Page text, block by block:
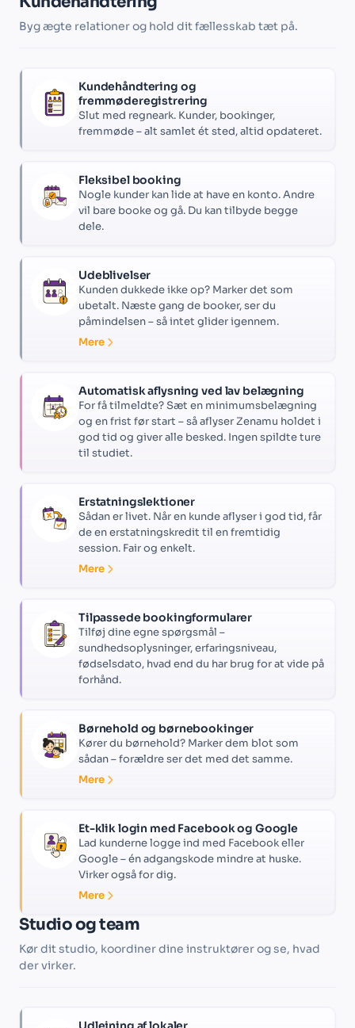
Byg ægte relationer og hold dit fællesskab tæt på.
Kundehåndtering og
fremmøderegistrering
Slut med regneark. Kunder, bookinger,
fremmøde – alt samlet ét sted, altid opdateret.
Fleksibel booking
Nogle kunder kan lide at have en konto. Andre
vil bare booke og gå. Du kan tilbyde begge
dele.
Udeblivelser
Kunden dukkede ikke op? Marker det som
ubetalt. Næste gang de booker, ser du
påmindelsen – så intet glider igennem.
Mere
Automatisk aflysning ved lav belægning
For få tilmeldte? Sæt en minimumsbelægning
og en frist før start – så aflyser Zenamu holdet i
god tid og giver alle besked. Ingen spildte ture
til studiet.
Erstatningslektioner
Sådan er livet. Når en kunde aflyser i god tid, får
de en erstatningskredit til en fremtidig
session. Fair og enkelt.
Mere
Tilpassede bookingformularer
Tilføj dine egne spørgsmål –
sundhedsoplysninger, erfaringsniveau,
fødselsdato, hvad end du har brug for at vide på
forhånd.
Børnehold og børnebookinger
Kører du børnehold? Marker dem blot som
sådan – forældre ser det med det samme.
Mere
Et-klik login med Facebook og Google
Lad kunderne logge ind med Facebook eller
Google – én adgangskode mindre at huske.
Virker også for dig.
Mere
Studio og team
Kør dit studio, koordiner dine instruktører og se, hvad
der virker.